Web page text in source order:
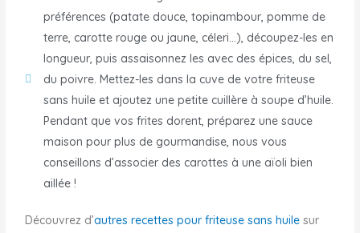
préférences (patate douce, topinambour, pomme de
terre, carotte rouge ou jaune, céleri...), découpez-les en
longueur, puis assaisonnez les avec des épices, du sel,
du poivre. Mettez-les dans la cuve de votre friteuse
sans huile et ajoutez une petite cuillère à soupe d’huile.
Pendant que vos frites dorent, préparez une sauce
maison pour plus de gourmandise, nous vous
conseillons d’associer des carottes à une aïoli bien
aillée !
Découvrez d’autres recettes pour friteuse sans huile sur